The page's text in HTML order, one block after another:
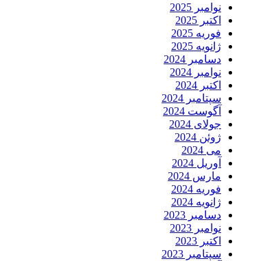
نوامبر 2025
اکتبر 2025
فوریه 2025
ژانویه 2025
دسامبر 2024
نوامبر 2024
اکتبر 2024
سپتامبر 2024
آگوست 2024
جولای 2024
ژوئن 2024
می 2024
آوریل 2024
مارس 2024
فوریه 2024
ژانویه 2024
دسامبر 2023
نوامبر 2023
اکتبر 2023
سپتامبر 2023